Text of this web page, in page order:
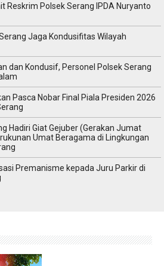
Reskrim Polsek Serang IPDA Nuryanto
Jaga Kondusifitas Wilayah
dan Kondusif, Personel Polsek Serang
Pasca Nobar Final Piala Presiden 2026
Hadiri Giat Gejuber (Gerakan Jumat
Umat Beragama di Lingkungan
Premanisme kepada Juru Parkir di